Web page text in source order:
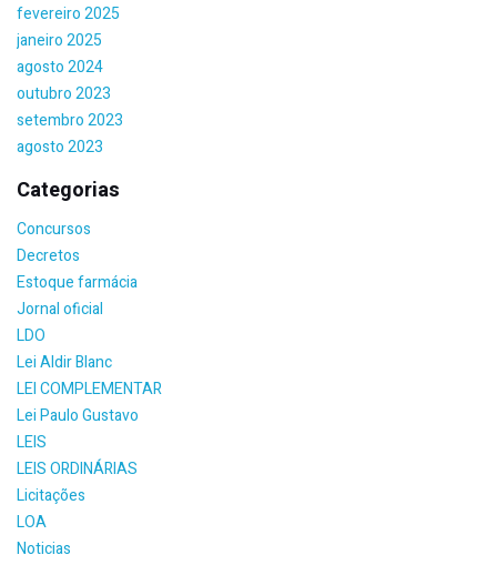
fevereiro 2025
janeiro 2025
agosto 2024
outubro 2023
setembro 2023
agosto 2023
Categorias
Concursos
Decretos
Estoque farmácia
Jornal oficial
LDO
Lei Aldir Blanc
LEI COMPLEMENTAR
Lei Paulo Gustavo
LEIS
LEIS ORDINÁRIAS
Licitações
LOA
Noticias